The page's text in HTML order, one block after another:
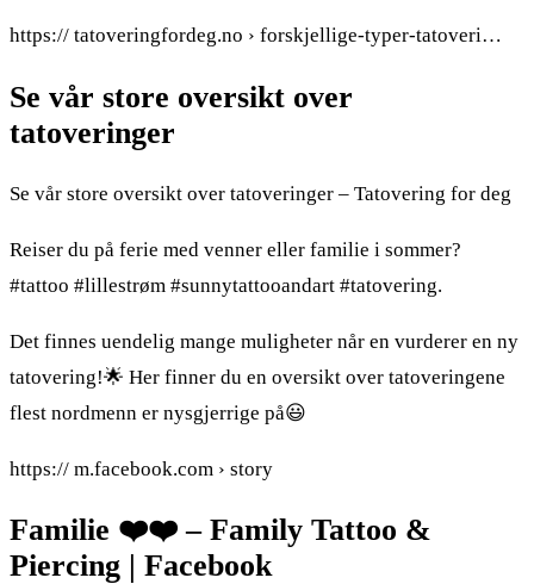
https:// tatoveringfordeg.no › forskjellige-typer-tatoveri…
Se vår store oversikt over
tatoveringer
Se vår store oversikt over tatoveringer – Tatovering for deg
Reiser du på ferie med venner eller familie i sommer?
#tattoo #lillestrøm #sunnytattooandart #tatovering.
Det finnes uendelig mange muligheter når en vurderer en ny
tatovering!🌟 Her finner du en oversikt over tatoveringene
flest nordmenn er nysgjerrige på😃
https:// m.facebook.com › story
Familie ❤️❤️ – Family Tattoo &
Piercing | Facebook